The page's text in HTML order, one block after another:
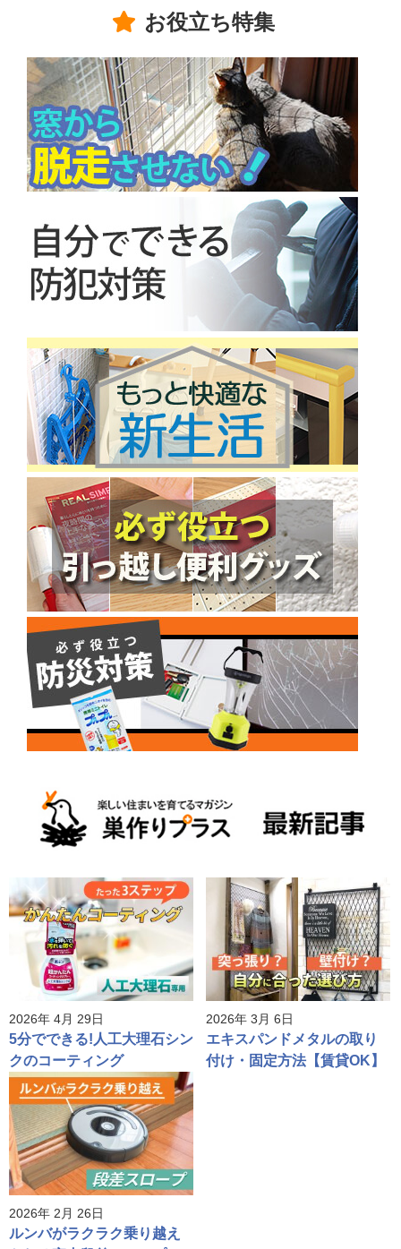
お役立ち特集
2026年 4月 29日
5分でできる!人工大理石シン
クのコーティング
2026年 3月 6日
エキスパンドメタルの取り
付け・固定方法【賃貸OK】
2026年 2月 26日
ルンバがラクラク乗り越え